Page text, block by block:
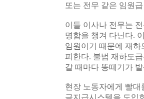
또는 전무 같은 임원
이들 이사나 전무는
명함을 챙겨 다닌다.
임원이기 때문에 재
피한다. 불법 재하도
갈 때마다 똥떼기가
현장 노동자에게 빨
금지급시스템을 도입